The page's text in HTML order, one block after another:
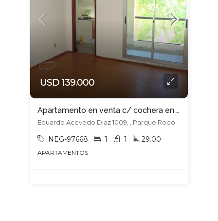
USD 139.000
Apartamento en venta c/ cochera en Parque Rodó
Eduardo Acevedo Diaz 1009, , Parque Rodó
NEG-97668 1 1 29.00
APARTAMENTOS